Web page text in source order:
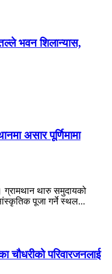
भवन शिलान्यास,
असार पूर्णिमामा
ग्रामथान थारु समुदायको
पूजा गर्ने स्थल...
चौधरीको परिवारजनलाई